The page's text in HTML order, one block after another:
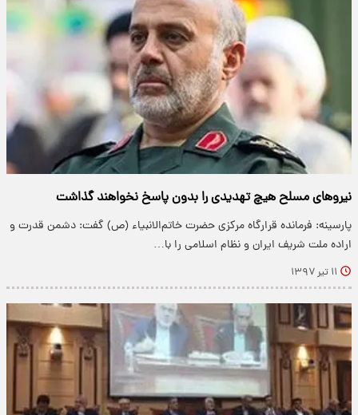
نیروهای مسلح هیچ تهدیدی را بدون پاسخ نخواهند گذاشت
پارسینه: فرمانده قرارگاه مرکزی حضرت خاتم‌الانبیاء (ص) گفت: دشمن قدرت و
اراده ملت شریف ایران و نظام اسلامی را با…
۱۱ تیر ۱۳۹۷